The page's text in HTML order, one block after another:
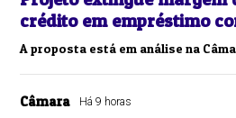
crédito em empréstimo
A proposta está em análise na
Câmara Há 9 horas